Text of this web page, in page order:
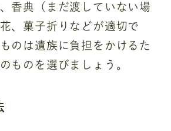
香典（まだ渡していない場
、菓子折りなどが適切で
のは遺族に負担をかけるた
ものを選びましょう。